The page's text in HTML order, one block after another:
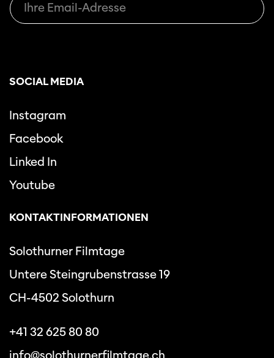
SOCIAL MEDIA
Instagram
Facebook
Linked In
Youtube
KONTAKTINFORMATIONEN
Solothurner Filmtage
Untere Steingrubenstrasse 19
CH-4502 Solothurn
+41 32 625 80 80